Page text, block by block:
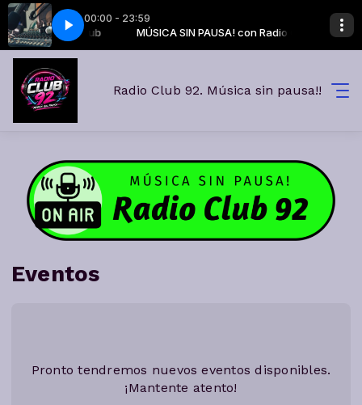
00:00 - 23:59
con Radio Club MÚSICA SIN PAUSA! con Radio Club
MAÑANA.MP3 CUÑA - EN CADA MAÑANA.MP3
Radio Club 92. Música sin pausa!!
Eventos
Pronto tendremos nuevos eventos disponibles.
¡Mantente atento!